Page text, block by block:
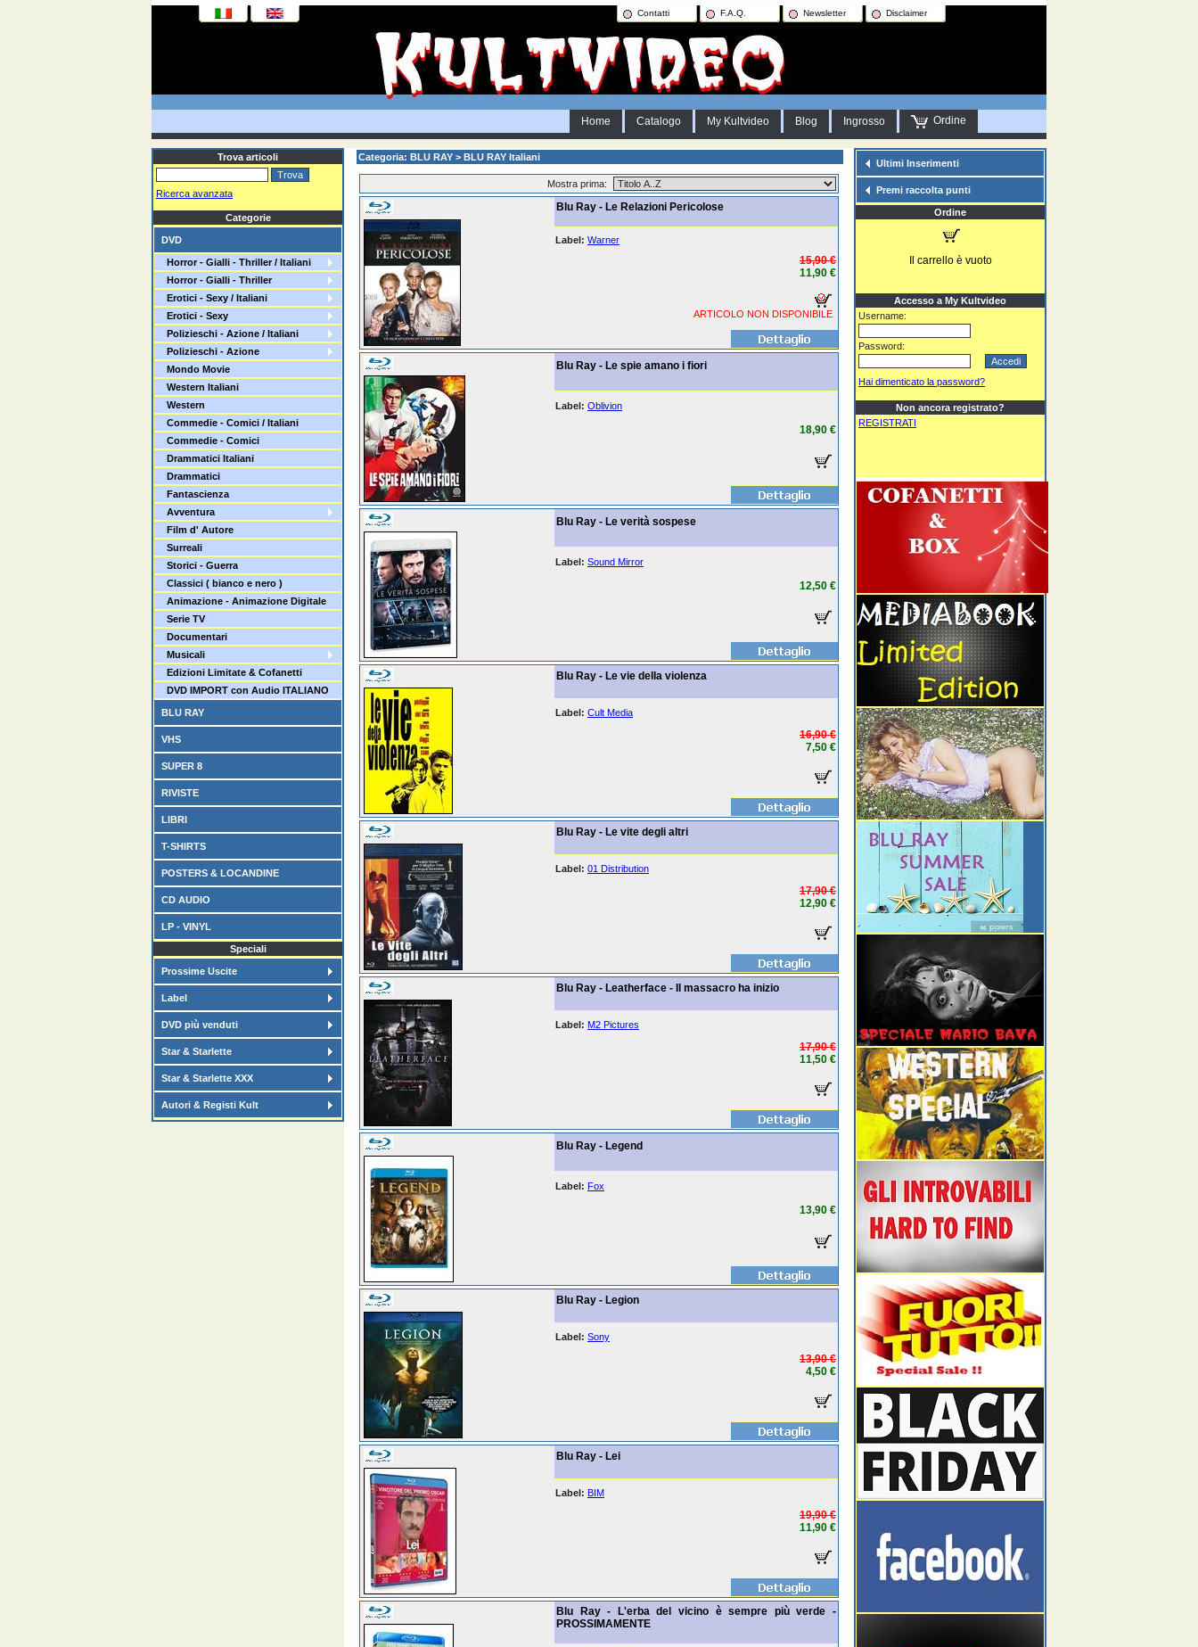
Contatti F.A.Q. Newsletter Disclaimer
Home Catalogo My Kultvideo Blog Ingrosso Ordine
Trova articoli
Ricerca avanzata
Categorie
DVD
Horror - Gialli - Thriller / Italiani
Horror - Gialli - Thriller
Erotici - Sexy / Italiani
Erotici - Sexy
Polizieschi - Azione / Italiani
Polizieschi - Azione
Mondo Movie
Western Italiani
Western
Commedie - Comici / Italiani
Commedie - Comici
Drammatici Italiani
Drammatici
Fantascienza
Avventura
Film d' Autore
Surreali
Storici - Guerra
Classici ( bianco e nero )
Animazione - Animazione Digitale
Serie TV
Documentari
Musicali
Edizioni Limitate & Cofanetti
DVD IMPORT con Audio ITALIANO
BLU RAY
VHS
SUPER 8
RIVISTE
LIBRI
T-SHIRTS
POSTERS & LOCANDINE
CD AUDIO
LP - VINYL
Speciali
Prossime Uscite
Label
DVD più venduti
Star & Starlette
Star & Starlette XXX
Autori & Registi Kult
Categoria: BLU RAY > BLU RAY Italiani
Mostra prima:
Blu Ray - Le Relazioni Pericolose
Label: Warner
15,90 €
11,90 €
ARTICOLO NON DISPONIBILE
Blu Ray - Le spie amano i fiori
Label: Oblivion
18,90 €
Blu Ray - Le verità sospese
Label: Sound Mirror
12,50 €
Blu Ray - Le vie della violenza
Label: Cult Media
16,90 €
7,50 €
Blu Ray - Le vite degli altri
Label: 01 Distribution
17,90 €
12,90 €
Blu Ray - Leatherface - Il massacro ha inizio
Label: M2 Pictures
17,90 €
11,50 €
Blu Ray - Legend
Label: Fox
13,90 €
Blu Ray - Legion
Label: Sony
13,90 €
4,50 €
Blu Ray - Lei
Label: BIM
19,90 €
11,90 €
Blu Ray - L'erba del vicino è sempre più verde -
PROSSIMAMENTE
Ultimi Inserimenti
Premi raccolta punti
Ordine
Il carrello è vuoto
Accesso a My Kultvideo
Username:
Password:
Hai dimenticato la password?
Non ancora registrato?
REGISTRATI